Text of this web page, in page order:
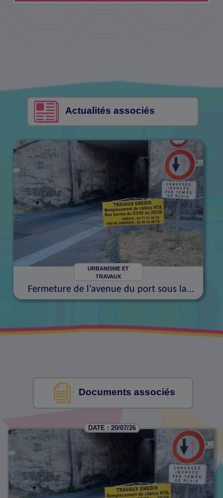
Actualités associés
URBANISME ET
TRAVAUX
Fermeture de l’avenue du port sous la...
Documents associés
DATE : 20/07/26